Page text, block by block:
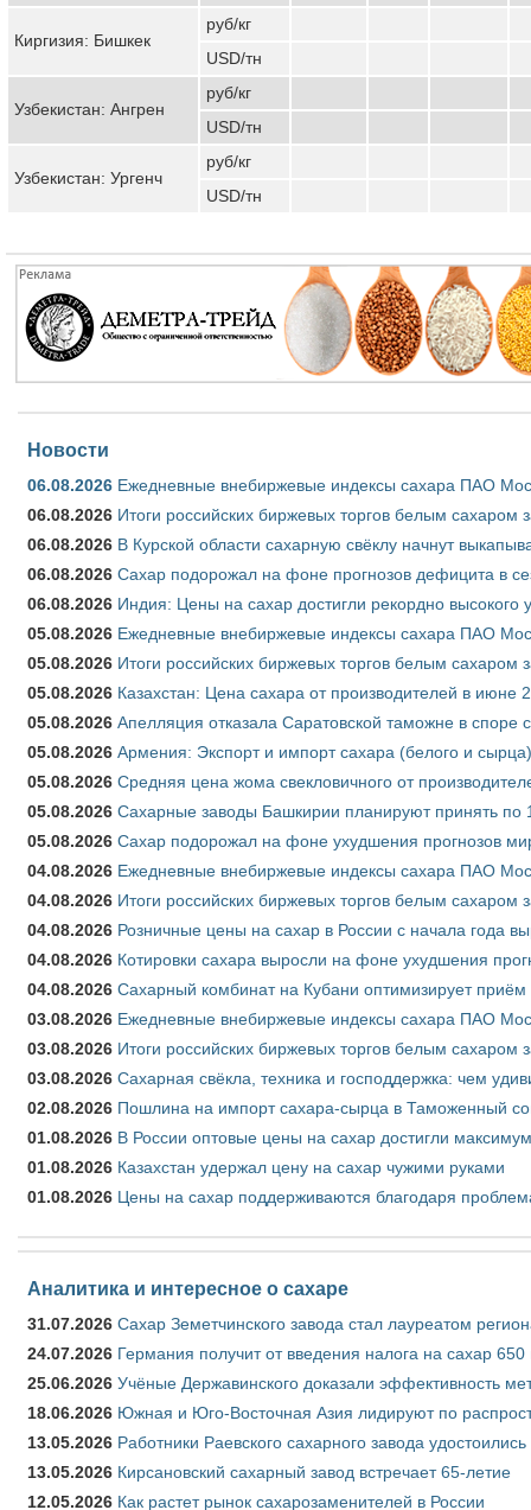
Киргизия: Бишкек
руб/кг
USD/тн
Узбекистан: Ангрен
руб/кг
USD/тн
Узбекистан: Ургенч
руб/кг
USD/тн
Новости
06.08.2026 Ежедневные внебиржевые индексы сахара ПАО
06.08.2026 Итоги российских биржевых торгов белым сахаром
06.08.2026 В Курской области сахарную свёклу начнут
06.08.2026 Сахар подорожал на фоне прогнозов дефицита в
06.08.2026 Индия: Цены на сахар достигли рекордно высокого
05.08.2026 Ежедневные внебиржевые индексы сахара ПАО
05.08.2026 Итоги российских биржевых торгов белым сахаром
05.08.2026 Казахстан: Цена сахара от производителей в июне
05.08.2026 Апелляция отказала Саратовской таможне в
05.08.2026 Армения: Экспорт и импорт сахара (белого и
05.08.2026 Средняя цена жома свекловичного от
05.08.2026 Сахарные заводы Башкирии планируют принять по
05.08.2026 Сахар подорожал на фоне ухудшения прогнозов
04.08.2026 Ежедневные внебиржевые индексы сахара ПАО
04.08.2026 Итоги российских биржевых торгов белым сахаром
04.08.2026 Розничные цены на сахар в России с начала года
04.08.2026 Котировки сахара выросли на фоне ухудшения
04.08.2026 Сахарный комбинат на Кубани оптимизирует приём
03.08.2026 Ежедневные внебиржевые индексы сахара ПАО
03.08.2026 Итоги российских биржевых торгов белым сахаром
03.08.2026 Сахарная свёкла, техника и господдержка: чем
02.08.2026 Пошлина на импорт сахара-сырца в Таможенный
01.08.2026 В России оптовые цены на сахар достигли
01.08.2026 Казахстан удержал цену на сахар чужими руками
01.08.2026 Цены на сахар поддерживаются благодаря
Аналитика и интересное о сахаре
31.07.2026 Сахар Земетчинского завода стал лауреатом
24.07.2026 Германия получит от введения налога на сахар
25.06.2026 Учёные Державинского доказали эффективность
18.06.2026 Южная и Юго-Восточная Азия лидируют по
13.05.2026 Работники Раевского сахарного завода удостоились
13.05.2026 Кирсановский сахарный завод встречает 65-летие
12.05.2026 Как растет рынок сахарозаменителей в России